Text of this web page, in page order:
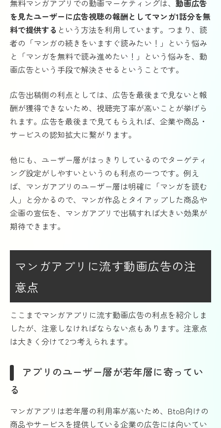
無料マンガアプリでの動画マーケティングは、 動画広告
を見たユーザーに広告視聴の報酬としてマンガ1話分を無
料で提供する という方法を利用しています。つまり、読
者の「マンガの続きをいますぐ読みたい！」という悩み
と「マンガを無料で読み進めたい！」という悩みを、動
画広告という手段で解決させるということです。
広告出稿側の利点としては、広告を最後まで見ないと報
酬が獲得できないため、視聴完了率が高いことが挙げら
れます。広告を最後まで見てもらえれば、企業や商品・
サービスの認知拡大に繋がります。
他にも、ユーザー層がはっきりしているのでターゲティ
ング設定がしやすいというのも利点の一つです。例え
ば、マンガアプリのユーザー層は明確に「マンガを読む
人」と分かるので、マンガ作品とタイアップした商品や
企画の宣伝を、マンガアプリで出稿すれば大きい効果が
期待できます。
マンガアプリに流す動画広告の注
意点
ここまでマンガアプリに流す動画広告の利点を紹介しま
したが、注意しなければならない点もあります。注意点
は大きく分けて2つ考えられます。
アプリのユーザー層が若年層に寄ってい
る
マンガアプリは若年層の利用率が高いため、BtoB向けの
商品やサービスを提供している企業の広告には向いてい